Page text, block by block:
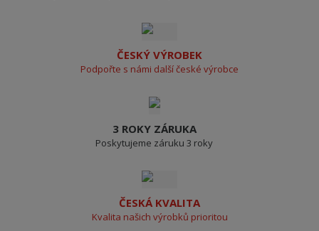
ČESKÝ VÝROBEK
Podpořte s námi další české výrobce
3 ROKY ZÁRUKA
Poskytujeme záruku 3 roky
ČESKÁ KVALITA
Kvalita našich výrobků prioritou